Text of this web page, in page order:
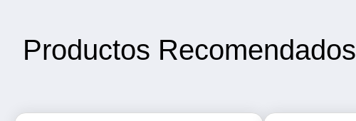
Productos Recomendados